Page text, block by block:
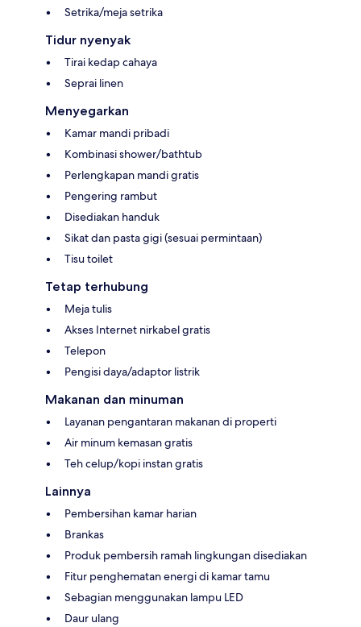
Setrika/meja setrika
Tidur nyenyak
Tirai kedap cahaya
Seprai linen
Menyegarkan
Kamar mandi pribadi
Kombinasi shower/bathtub
Perlengkapan mandi gratis
Pengering rambut
Disediakan handuk
Sikat dan pasta gigi (sesuai permintaan)
Tisu toilet
Tetap terhubung
Meja tulis
Akses Internet nirkabel gratis
Telepon
Pengisi daya/adaptor listrik
Makanan dan minuman
Layanan pengantaran makanan di properti
Air minum kemasan gratis
Teh celup/kopi instan gratis
Lainnya
Pembersihan kamar harian
Brankas
Produk pembersih ramah lingkungan disediakan
Fitur penghematan energi di kamar tamu
Sebagian menggunakan lampu LED
Daur ulang